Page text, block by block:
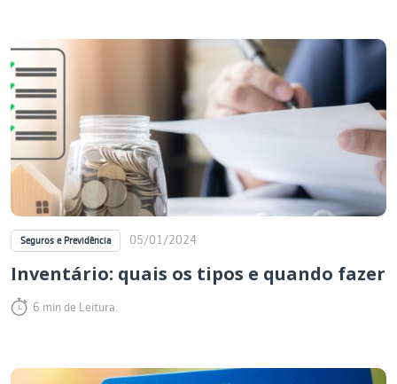
Seguros e Previdência 05/01/2024
Inventário: quais os tipos e quando fazer
6 min de Leitura.